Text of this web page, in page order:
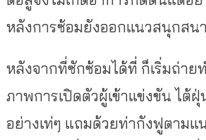
หลังการซ้อมยังออกแนวสนุกสน
หลังจากที่ซักซ้อมได้ที่ ก็เริ่มถ่าย
ภาพการเปิดตัวผู้เข้าแข่งขัน ไต้
อย่างเท่ๆ แถมด้วยท่ากังฟูตาม